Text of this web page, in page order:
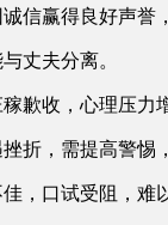
信赢得良好声誉
丈夫分离。
歉收，心理压力
折，需提高警惕
，口试受阻，难